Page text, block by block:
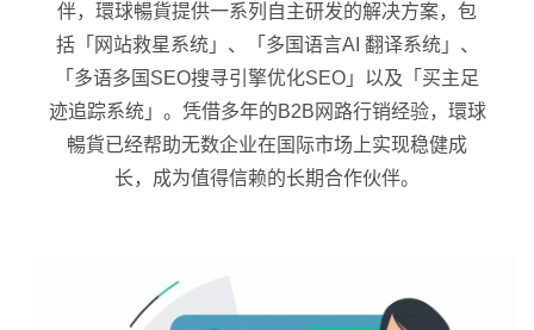
伴，環球暢貨提供一系列自主研发的解决方案，包
括「网站救星系统」、「多国语言AI 翻译系统」、
「多语多国SEO搜寻引擎优化SEO」以及「买主足
迹追踪系统」。凭借多年的B2B网路行销经验，環球
暢貨已经帮助无数企业在国际市场上实现稳健成
长，成为值得信赖的长期合作伙伴。